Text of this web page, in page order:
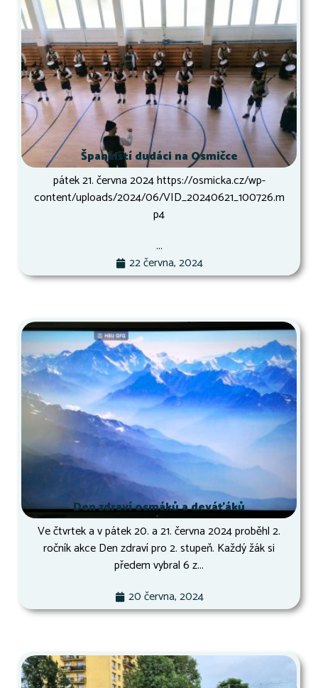
Španělští dudáci na Osmičce
pátek 21. června 2024 https://osmicka.cz/wp-
content/uploads/2024/06/VID_20240621_100726.m
p4
...
22 června, 2024
Den zdraví osmáků a deváťáků
Ve čtvrtek a v pátek 20. a 21. června 2024 proběhl 2.
ročník akce Den zdraví pro 2. stupeň. Každý žák si
předem vybral 6 z...
20 června, 2024